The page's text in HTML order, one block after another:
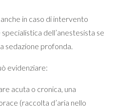
in caso di intervento
dell’anestesista se
sedazione profonda.
evidenziare:
acuta o cronica, una
(raccolta d’aria nello